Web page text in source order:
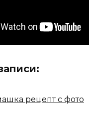
рецепт с фото